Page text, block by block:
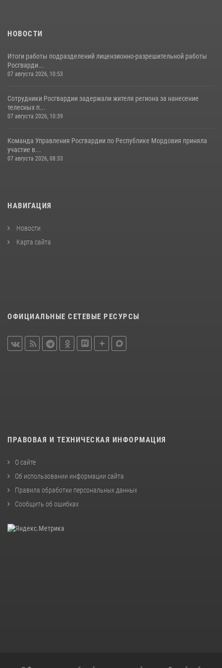
НОВОСТИ
Итоги работы подразделений лицензионно-разрешительной работы
Росгварди...
07 августа 2026, 10:53
Сотрудники Росгвардии задержали жителя региона за нанесение
телесных п...
07 августа 2026, 10:39
Команда Управления Росгвардии по Республике Мордовия приняла
участие в...
07 августа 2026, 08:33
НАВИГАЦИЯ
Новости
Карта сайта
ОФИЦИАЛЬНЫЕ СЕТЕВЫЕ РЕСУРСЫ
ПРАВОВАЯ И ТЕХНИЧЕСКАЯ ИНФОРМАЦИЯ
О сайте
Об использовании информации сайта
Правила обработки персональных данных
Сообщить об ошибках